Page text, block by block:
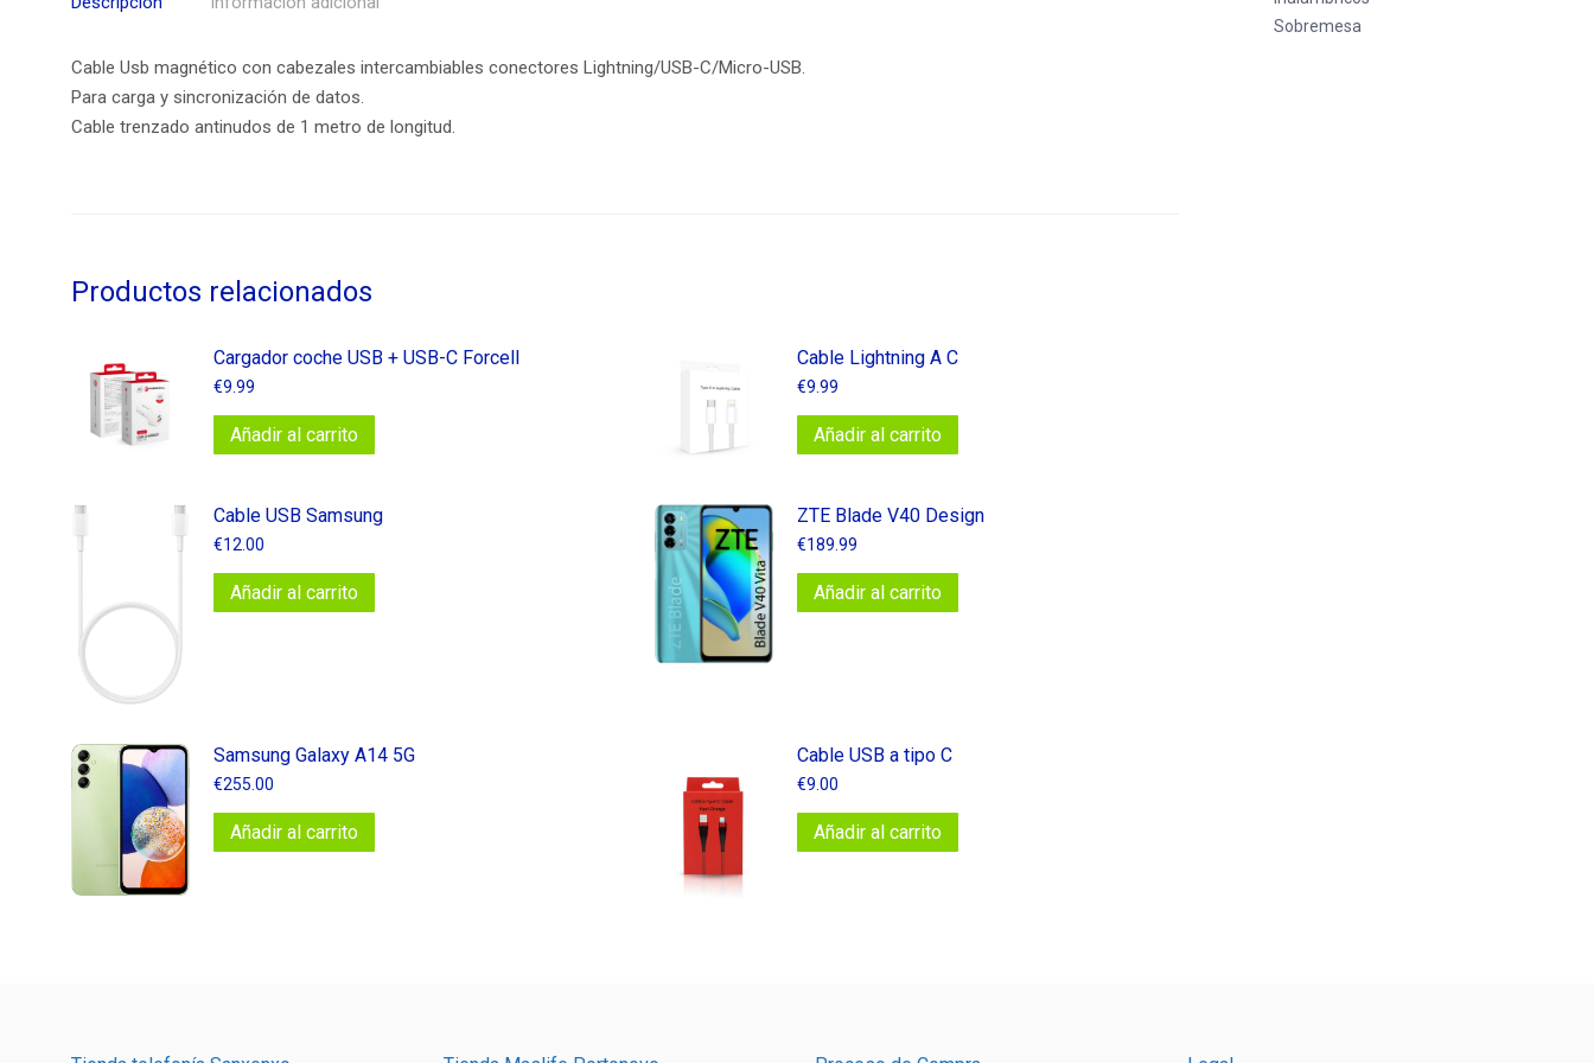
Cable Usb magnético con cabezales intercambiables conectores Lightning/USB-C/Micro-USB.
Para carga y sincronización de datos.
Cable trenzado antinudos de 1 metro de longitud.
Productos relacionados
Cargador coche USB + USB-C Forcell
€9.99
Añadir al carrito
Cable Lightning A C
€9.99
Añadir al carrito
Cable USB Samsung
€12.00
Añadir al carrito
ZTE Blade V40 Design
€189.99
Añadir al carrito
Samsung Galaxy A14 5G
€255.00
Añadir al carrito
Cable USB a tipo C
€9.00
Añadir al carrito
Sobremesa